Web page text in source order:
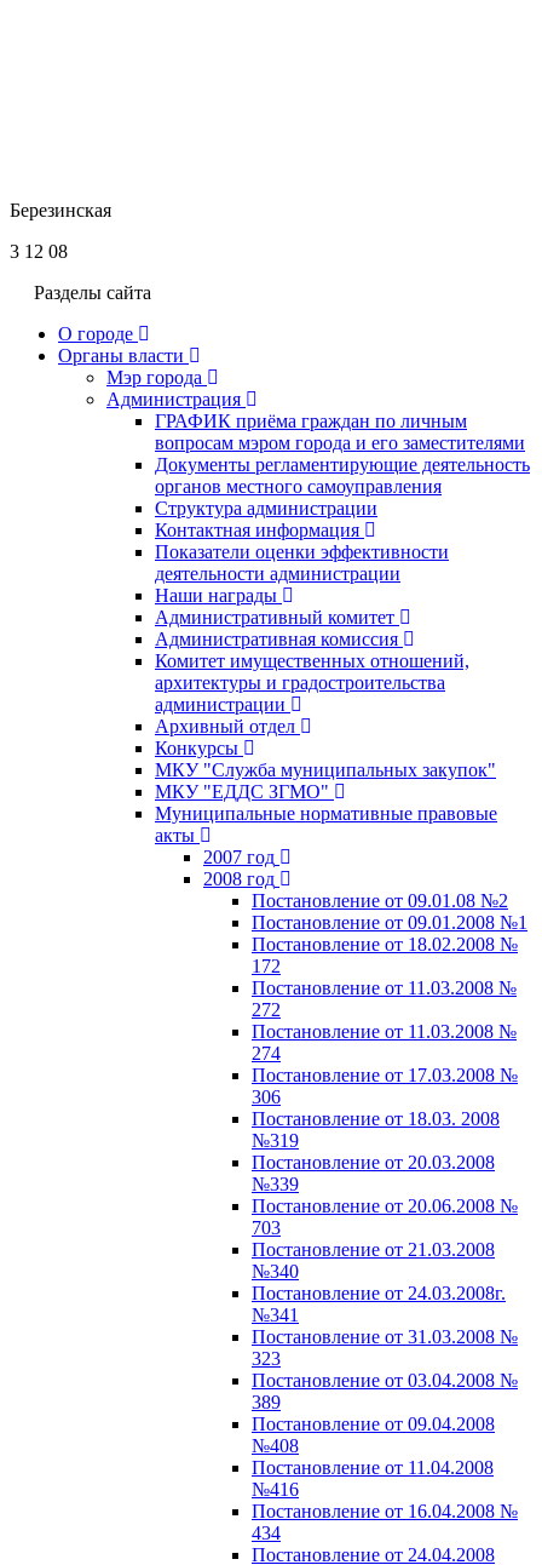
Березинская
3 12 08
Разделы сайта
О городе
Органы власти
Мэр города
Администрация
ГРАФИК приёма граждан по личным
вопросам мэром города и его заместителями
Документы регламентирующие деятельность
органов местного самоуправления
Структура администрации
Контактная информация
Показатели оценки эффективности
деятельности администрации
Наши награды
Административный комитет
Административная комиссия
Комитет имущественных отношений,
архитектуры и градостроительства
администрации
Архивный отдел
Конкурсы
МКУ "Служба муниципальных закупок"
МКУ "ЕДДС ЗГМО"
Муниципальные нормативные правовые
акты
2007 год
2008 год
Постановление от 09.01.08 №2
Постановление от 09.01.2008 №1
Постановление от 18.02.2008 №
172
Постановление от 11.03.2008 №
272
Постановление от 11.03.2008 №
274
Постановление от 17.03.2008 №
306
Постановление от 18.03. 2008
№319
Постановление от 20.03.2008
№339
Постановление от 20.06.2008 №
703
Постановление от 21.03.2008
№340
Постановление от 24.03.2008г.
№341
Постановление от 31.03.2008 №
323
Постановление от 03.04.2008 №
389
Постановление от 09.04.2008
№408
Постановление от 11.04.2008
№416
Постановление от 16.04.2008 №
434
Постановление от 24.04.2008